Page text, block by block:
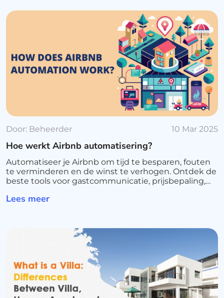
Door: Beheerder 10 Mar 2025
Hoe werkt Airbnb automatisering?
Automatiseer je Airbnb om tijd te besparen, fouten
te verminderen en de winst te verhogen. Ontdek de
beste tools voor gastcommunicatie, prijsbepaling,
Lees meer